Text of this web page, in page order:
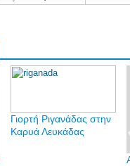
Γιορτή Ριγανάδας στην
Καρυά Λευκάδας